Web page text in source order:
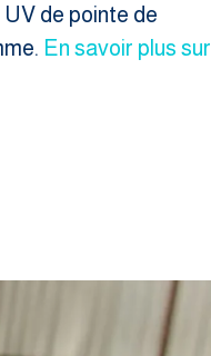
de pointe de
En savoir plus sur